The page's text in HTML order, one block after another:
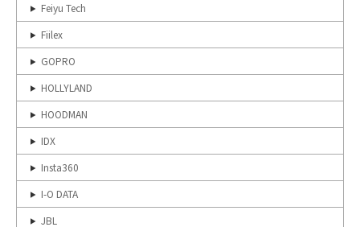
Feiyu Tech
Fiilex
GOPRO
HOLLYLAND
HOODMAN
IDX
Insta360
I-O DATA
JBL